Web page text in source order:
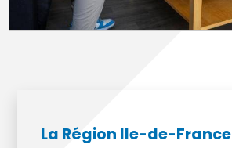
La Région Ile-de-France